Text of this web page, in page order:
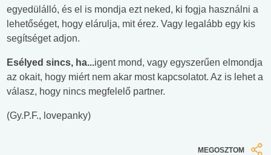
egyedülálló, és el is mondja ezt neked, ki fogja használni a
lehetőséget, hogy elárulja, mit érez. Vagy legalább egy kis
segítséget adjon.
Esélyed sincs, ha...igent mond, vagy egyszerűen elmondja
az okait, hogy miért nem akar most kapcsolatot. Az is lehet a
válasz, hogy nincs megfelelő partner.
(Gy.P.F., lovepanky)
MEGOSZTOM